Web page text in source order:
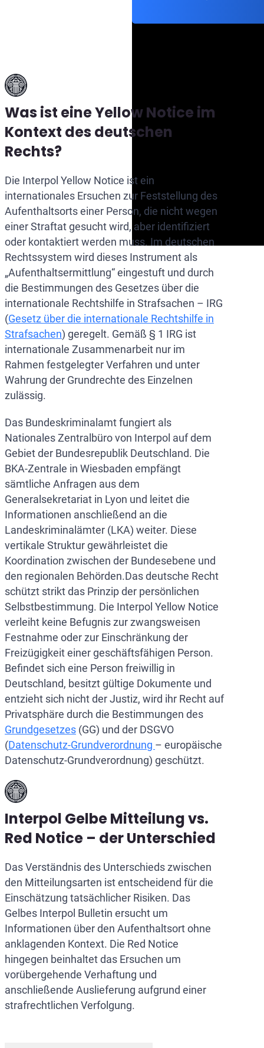
Was ist eine Yellow Notice im
Kontext des deutschen
Rechts?
Die Interpol Yellow Notice ist ein
internationales Ersuchen zur Feststellung des
Aufenthaltsorts einer Person, die nicht wegen
einer Straftat gesucht wird, aber identifiziert
oder kontaktiert werden muss. Im deutschen
Rechtssystem wird dieses Instrument als
„Aufenthaltsermittlung“ eingestuft und durch
die Bestimmungen des Gesetzes über die
internationale Rechtshilfe in Strafsachen – IRG
(Gesetz über die internationale Rechtshilfe in
Strafsachen) geregelt. Gemäß § 1 IRG ist
internationale Zusammenarbeit nur im
Rahmen festgelegter Verfahren und unter
Wahrung der Grundrechte des Einzelnen
zulässig.
Das Bundeskriminalamt fungiert als
Nationales Zentralbüro von Interpol auf dem
Gebiet der Bundesrepublik Deutschland. Die
BKA-Zentrale in Wiesbaden empfängt
sämtliche Anfragen aus dem
Generalsekretariat in Lyon und leitet die
Informationen anschließend an die
Landeskriminalämter (LKA) weiter. Diese
vertikale Struktur gewährleistet die
Koordination zwischen der Bundesebene und
den regionalen Behörden.Das deutsche Recht
schützt strikt das Prinzip der persönlichen
Selbstbestimmung. Die Interpol Yellow Notice
verleiht keine Befugnis zur zwangsweisen
Festnahme oder zur Einschränkung der
Freizügigkeit einer geschäftsfähigen Person.
Befindet sich eine Person freiwillig in
Deutschland, besitzt gültige Dokumente und
entzieht sich nicht der Justiz, wird ihr Recht auf
Privatsphäre durch die Bestimmungen des
Grundgesetzes (GG) und der DSGVO
(Datenschutz-Grundverordnung – europäische
Datenschutz-Grundverordnung) geschützt.
Interpol Gelbe Mitteilung vs.
Red Notice – der Unterschied
Das Verständnis des Unterschieds zwischen
den Mitteilungsarten ist entscheidend für die
Einschätzung tatsächlicher Risiken. Das
Gelbes Interpol Bulletin ersucht um
Informationen über den Aufenthaltsort ohne
anklagenden Kontext. Die Red Notice
hingegen beinhaltet das Ersuchen um
vorübergehende Verhaftung und
anschließende Auslieferung aufgrund einer
strafrechtlichen Verfolgung.